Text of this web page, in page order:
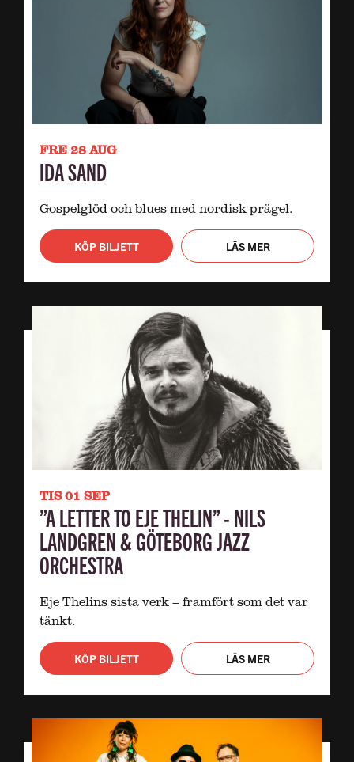
FRE 28 AUG
IDA SAND
Gospelglöd och blues med nordisk prägel.
KÖP BILJETT LÄS MER
TIS 01 SEP
”A LETTER TO EJE THELIN” - NILS
LANDGREN & GÖTEBORG JAZZ
ORCHESTRA
Eje Thelins sista verk – framfört som det var
tänkt.
KÖP BILJETT LÄS MER